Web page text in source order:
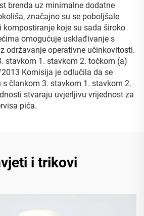
brenda uz minimalne dodatne
značajno su se poboljšale
kompostiranje koje su sada široko
omogućuje usklađivanje s
održavanje operativne učinkovitosti.
stavkom 1. stavkom 2. točkom (a)
2013 Komisija je odlučila da se
s člankom 3. stavkom 1. stavkom 2.
stvaraju uvjerljivu vrijednost za
pića.
i trikovi